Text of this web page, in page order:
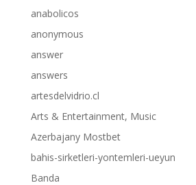
anabolicos
anonymous
answer
answers
artesdelvidrio.cl
Arts & Entertainment, Music
Azerbajany Mostbet
bahis-sirketleri-yontemleri-ueyun
Banda